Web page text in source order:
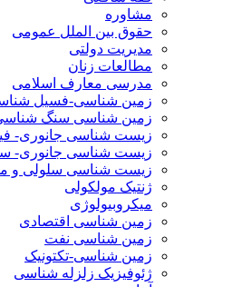
مشاوره
حقوق بین الملل عمومی
مدیریت دولتی
مطالعات زنان
مدرسی معارف اسلامی
زمین شناسی-فسیل
زمین شناسی سنگ
زیست شناسی جانوری-
زیست شناسی جانوری-
زیست شناسی سلولی و
ژنتیک مولکولی
میکروبیولوژی
زمین شناسی اقتصادی
زمین شناسی نفت
زمین شناسی-تکتونیک
ژئوفیزیک زلزله شناسی